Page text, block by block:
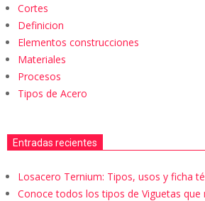
Cortes
Definicion
Elementos construcciones
Materiales
Procesos
Tipos de Acero
Entradas recientes
Losacero Ternium: Tipos, usos y ficha
Conoce todos los tipos de Viguetas que